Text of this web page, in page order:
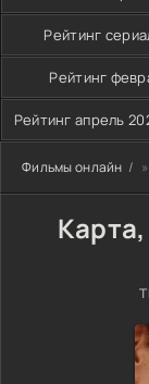
Рейтинг
Рейтинг
Рейтинг апрель
Фильмы онлайн »